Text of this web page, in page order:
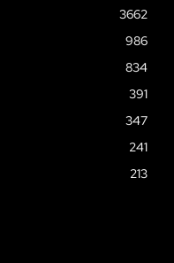
3662
986
834
391
347
241
213